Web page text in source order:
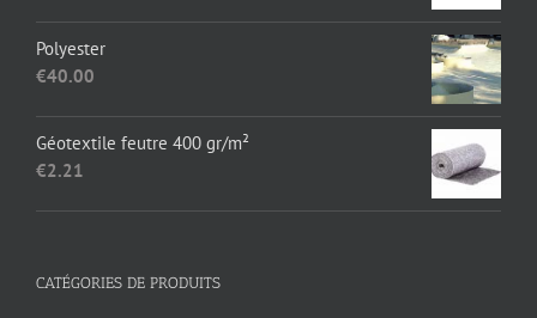
Polyester
€40.00
Géotextile feutre 400 gr/m²
€2.21
CATÉGORIES DE PRODUITS